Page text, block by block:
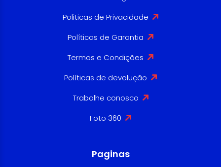
Politicas de Privacidade
Políticas de Garantia
Termos e Condições
Políticas de devolução
Trabalhe conosco
Foto 360
Paginas